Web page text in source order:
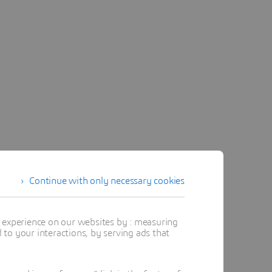
Continue with only necessary cookies
on our websites by : measuring
your interactions, by serving ads that